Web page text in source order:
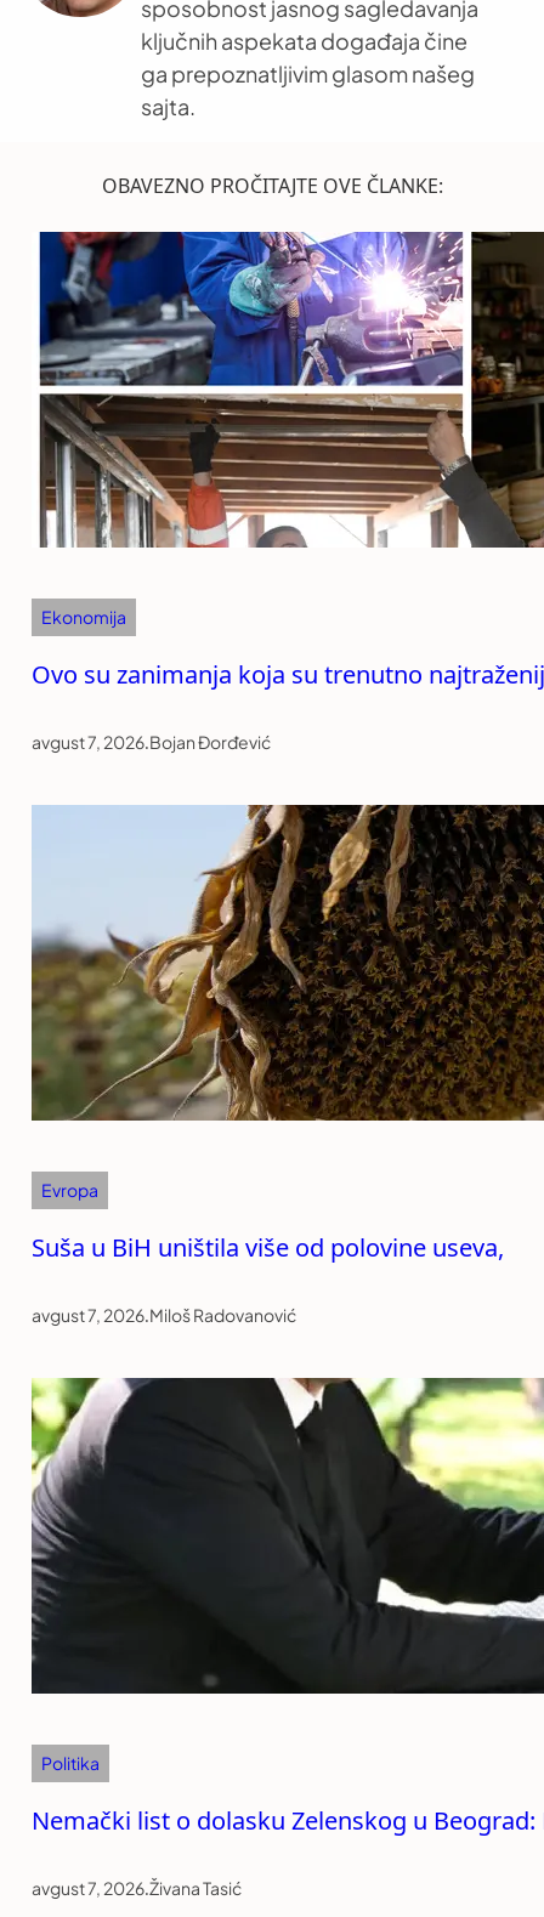
sposobnost jasnog sagledavanja
ključnih aspekata događaja čine
ga prepoznatljivim glasom našeg
sajta.
OBAVEZNO PROČITAJTE OVE ČLANKE:
Ekonomija
Ovo su zanimanja koja su trenutno
avgust 7, 2026.Bojan Đorđević
Evropa
Suša u BiH uništila više od polovine useva,
avgust 7, 2026.Miloš Radovanović
Politika
Nemački list o dolasku Zelenskog u
avgust 7, 2026.Živana Tasić